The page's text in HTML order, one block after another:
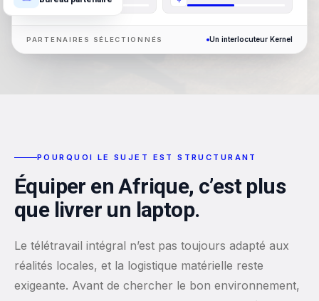
PARTENAIRES SÉLECTIONNÉS Un interlocuteur Kernel
POURQUOI LE SUJET EST STRUCTURANT
Équiper en Afrique, c’est plus
que livrer un laptop.
Le télétravail intégral n’est pas toujours adapté aux
réalités locales, et la logistique matérielle reste
exigeante. Avant de chercher le bon environnement,